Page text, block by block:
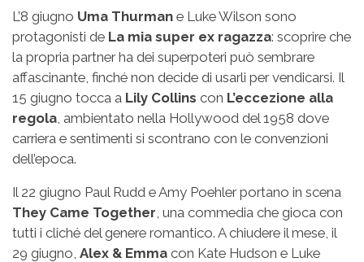
L’8 giugno Uma Thurman e Luke Wilson sono
protagonisti de La mia super ex ragazza: scoprire che
la propria partner ha dei superpoteri può sembrare
affascinante, finché non decide di usarli per vendicarsi. Il
15 giugno tocca a Lily Collins con L’eccezione alla
regola , ambientato nella Hollywood del 1958 dove
carriera e sentimenti si scontrano con le convenzioni
dell’epoca.
Il 22 giugno Paul Rudd e Amy Poehler portano in scena
They Came Together , una commedia che gioca con
tutti i cliché del genere romantico. A chiudere il mese, il
29 giugno, Alex & Emma con Kate Hudson e Luke